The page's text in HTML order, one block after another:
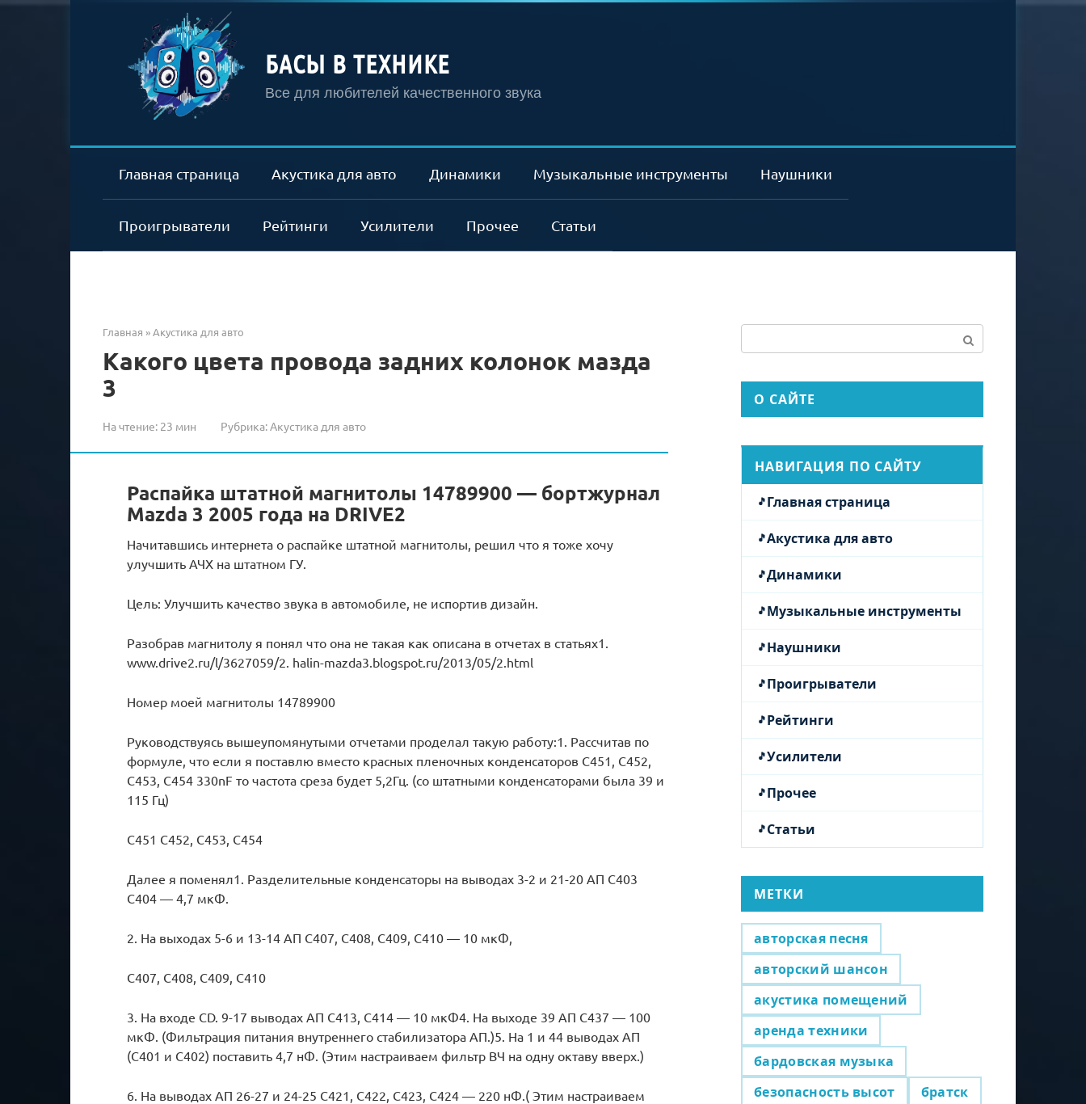
БАСЫ В ТЕХНИКЕ
Все для любителей качественного звука
Главная страница Акустика для авто Динамики Музыкальные инструменты Наушники
Проигрыватели Рейтинги Усилители Прочее Статьи
Главная »Акустика для авто
Какого цвета провода задних колонок мазда
3
На чтение: 23 мин Рубрика:Акустика для авто
Распайка штатной магнитолы 14789900 — бортжурнал
Mazda 3 2005 года на DRIVE2
Начитавшись интернета о распайке штатной магнитолы, решил что я тоже хочу
улучшить АЧХ на штатном ГУ.
Цель: Улучшить качество звука в автомобиле, не испортив дизайн.
Разобрав магнитолу я понял что она не такая как описана в отчетах в статьях1.
www.drive2.ru/l/3627059/2. halin-mazda3.blogspot.ru/2013/05/2.html
Номер моей магнитолы 14789900
Руководствуясь вышеупомянутыми отчетами проделал такую работу:1. Рассчитав по
формуле, что если я поставлю вместо красных пленочных конденсаторов С451, С452,
С453, С454 330nF то частота среза будет 5,2Гц. (со штатными конденсаторами была 39 и
115 Гц)
С451 С452, С453, С454
Далее я поменял1. Разделительные конденсаторы на выводах 3-2 и 21-20 АП С403
C404 — 4,7 мкФ.
2. На выходах 5-6 и 13-14 АП С407, С408, С409, C410 — 10 мкФ,
С407, С408, С409, С410
3. На входе CD. 9-17 выводах АП С413, C414 — 10 мкФ4. На выходе 39 АП С437 — 100
мкФ. (Фильтрация питания внутреннего стабилизатора АП.)5. На 1 и 44 выводах АП
(С401 и С402) поставить 4,7 нФ. (Этим настраиваем фильтр ВЧ на одну октаву вверх.)
6. На выводах АП 26-27 и 24-25 С421, C422, C423, C424 — 220 нФ.( Этим настраиваем
О САЙТЕ
НАВИГАЦИЯ ПО САЙТУ
Главная страница
Акустика для авто
Динамики
Музыкальные инструменты
Наушники
Проигрыватели
Рейтинги
Усилители
Прочее
Статьи
МЕТКИ
авторская песня
авторский шансон
акустика помещений
аренда техники
бардовская музыка
безопасность высот
братск